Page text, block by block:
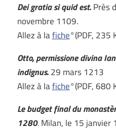
Dei gratia si quid est.Près
novembre 1109.
Allez à lafiche°(PDF, 235
Otto, permissione divina
indignus.29 mars 1213
Allez à lafiche°(PDF, 680
Le budget final du
1280.Milan, le 15 janvier